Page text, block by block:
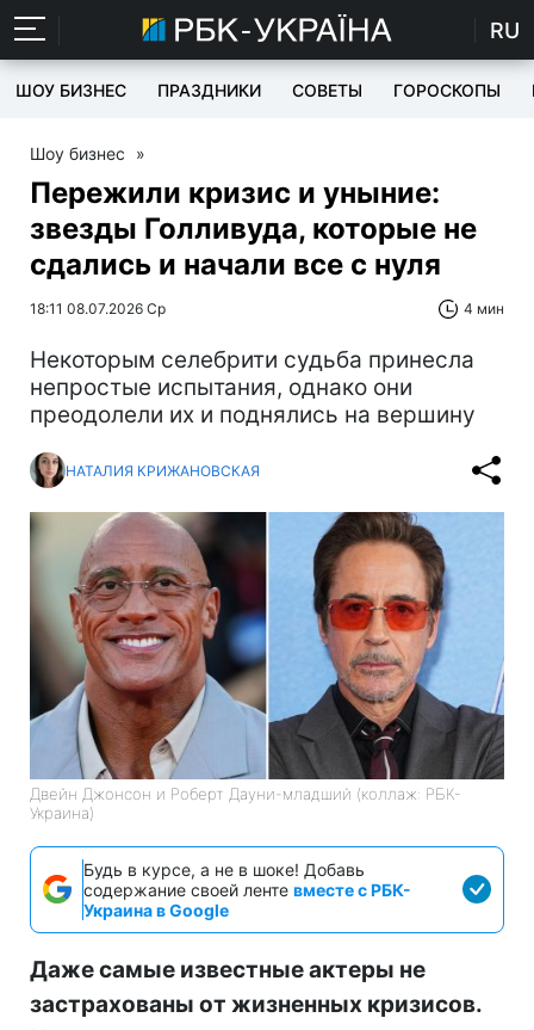
RU
ШОУ БИЗНЕС ПРАЗДНИКИ СОВЕТЫ ГОРОСКОПЫ
Шоу бизнес »
Пережили кризис и уныние:
звезды Голливуда, которые не
сдались и начали все с нуля
18:11 08.07.2026 Ср 4 мин
Некоторым селебрити судьба принесла
непростые испытания, однако они
преодолели их и поднялись на вершину
НАТАЛИЯ КРИЖАНОВСКАЯ
Двейн Джонсон и Роберт Дауни-младший (коллаж: РБК-
Украина)
Будь в курсе, а не в шоке! Добавь
содержание своей ленте вместе с РБК-
Украина в Google
Даже самые известные актеры не
застрахованы от жизненных кризисов.